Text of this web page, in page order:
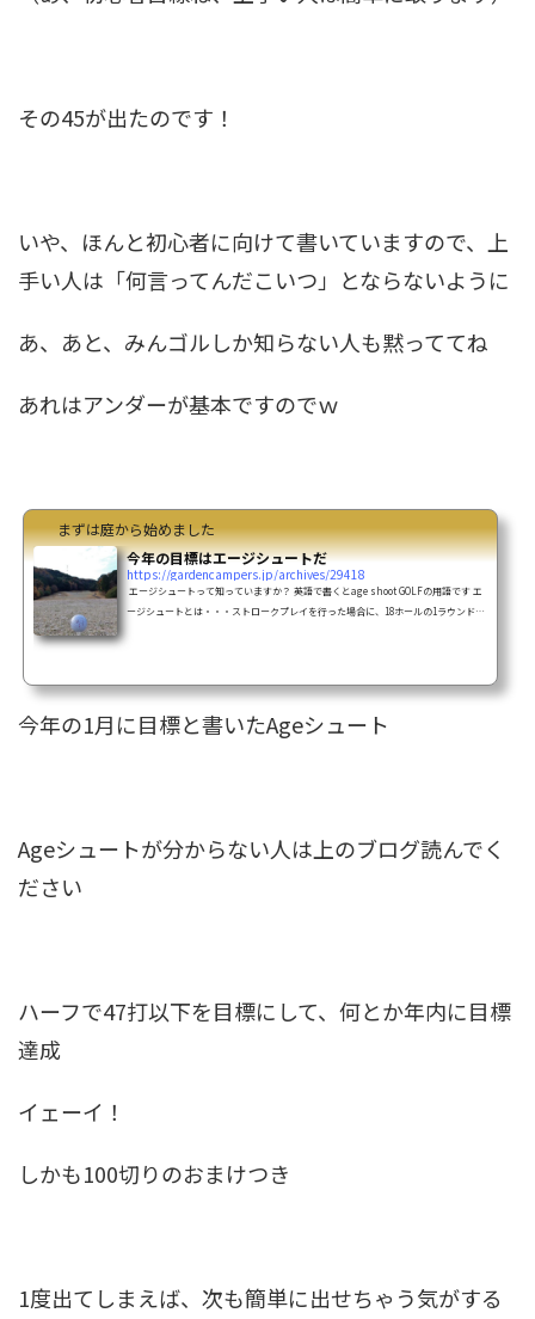
その45が出たのです！
いや、ほんと初心者に向けて書いていますので、上
手い人は「何言ってんだこいつ」とならないように
あ、あと、みんゴルしか知らない人も黙っててね
あれはアンダーが基本ですのでｗ
まずは庭から始めました
今年の目標はエージシュートだ
https://gardencampers.jp/archives/29418
エージシュートって知っていますか？ 英語で書くとage shoot GOLFの用語です エ
ージシュートとは・・・ストロークプレイを行った場合に、18ホールの1ラウンドの
スコアが122.6打私が122歳だったら達成できるエージシュート間違いなく死んでいる
今年の1月に目標と書いたAgeシュート
Ageシュートが分からない人は上のブログ読んでく
ださい
ハーフで47打以下を目標にして、何とか年内に目標
達成
イェーイ！
しかも100切りのおまけつき
1度出てしまえば、次も簡単に出せちゃう気がする